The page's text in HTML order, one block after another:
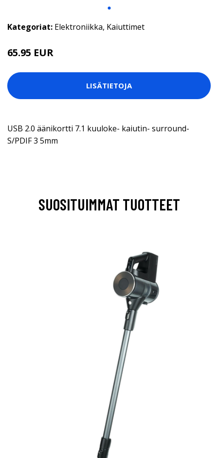
Kategoriat: Elektroniikka, Kaiuttimet
65.95 EUR
LISÄTIETOJA
USB 2.0 äänikortti 7.1 kuuloke- kaiutin- surround-
S/PDIF 3 5mm
SUOSITUIMMAT TUOTTEET